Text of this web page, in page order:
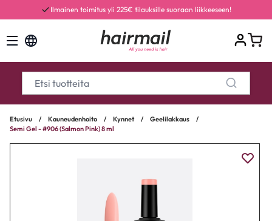
Ilmainen toimitus yli 225€ tilauksille suoraan liikkeeseen!
Etusivu / Kauneudenhoito / Kynnet / Geelilakkaus
/
Semi Gel - #906 (Salmon Pink) 8 ml